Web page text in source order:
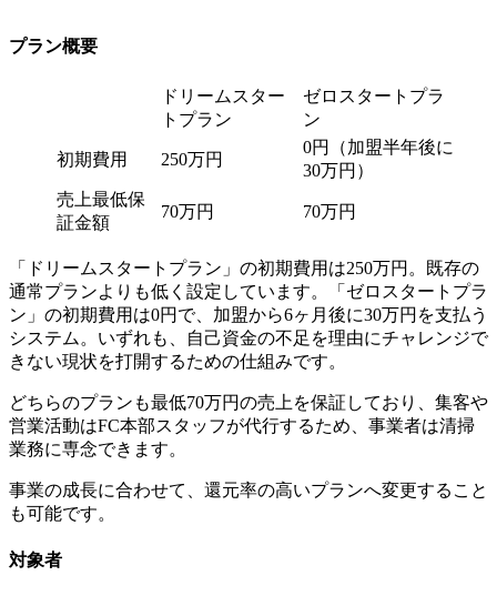
プラン概要
ドリームスター
トプラン
ゼロスタートプラ
ン
初期費用 250万円
0円（加盟半年後に
30万円）
売上最低保
証金額
70万円 70万円
「ドリームスタートプラン」の初期費用は250万円。既存の
通常プランよりも低く設定しています。「ゼロスタートプラ
ン」の初期費用は0円で、加盟から6ヶ月後に30万円を支払う
システム。いずれも、自己資金の不足を理由にチャレンジで
きない現状を打開するための仕組みです。
どちらのプランも最低70万円の売上を保証しており、集客や
営業活動はFC本部スタッフが代行するため、事業者は清掃
業務に専念できます。
事業の成長に合わせて、還元率の高いプランへ変更すること
も可能です。
対象者